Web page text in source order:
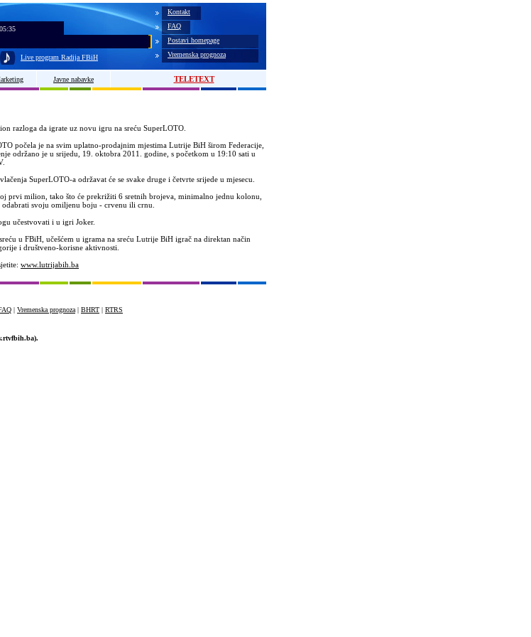
Live program Radija FBiH
Kontakt
FAQ
Postavi homepage
Vremenska prognoza
Javne nabavke TELETEXT
razloga da igrate uz novu igru na sreću SuperLOTO.
počela je na svim uplatno-prodajnim mjestima Lutrije BiH širom Federacije,
održano je u srijedu, 19. oktobra 2011. godine, s početkom u 19:10 sati u
SuperLOTO-a održavat će se svake druge i četvrte srijede u mjesecu.
prvi milion, tako što će prekrižiti 6 sretnih brojeva, minimalno jednu kolonu,
svoju omiljenu boju - crvenu ili crnu.
učestvovati i u igri Joker.
u FBiH, učešćem u igrama na sreću Lutrije BiH igrač na direktan način
i društveno-korisne aktivnosti.
www.lutrijabih.ba
| Vremenska prognoza | BHRT | RTRS